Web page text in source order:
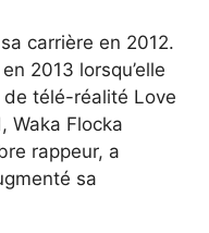
carrière en 2012.
2013 lorsqu’elle
de télé-réalité Love
Waka Flocka
rappeur, a
sa